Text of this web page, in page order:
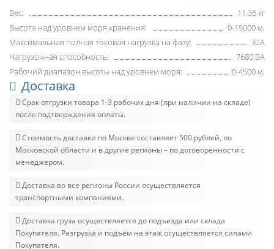
Вес:
11.36 кг
Высота над уровнем моря хранения:
0-15000 м.
Максимальная полная токовая нагрузка на фазу:
32A
Нагрузочная способность:
7680 ВА
Рабочий диапазон высоты над уровнем моря:
0-4500 м.
Доставка
Срок отгрузки товара 1-3 рабочих дня (при наличии на складе)
после подтверждения оплаты.
Стоимость доставки по Москве составляет 500 рублей, по
Московской области и в другие регионы – по договоренности с
менеджером.
Доставка во все регионы России осуществляется
транспортными компаниями.
Доставка груза осуществляется до подъезда или склада
Покупателя. Разгрузка и подъём на этаж осуществляется силами
Покупателя.